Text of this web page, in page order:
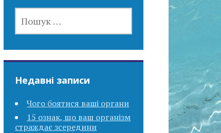
Недавні записи
Чого боятися ваші органи
15 ознак, що ваш організм
страждає зсередини